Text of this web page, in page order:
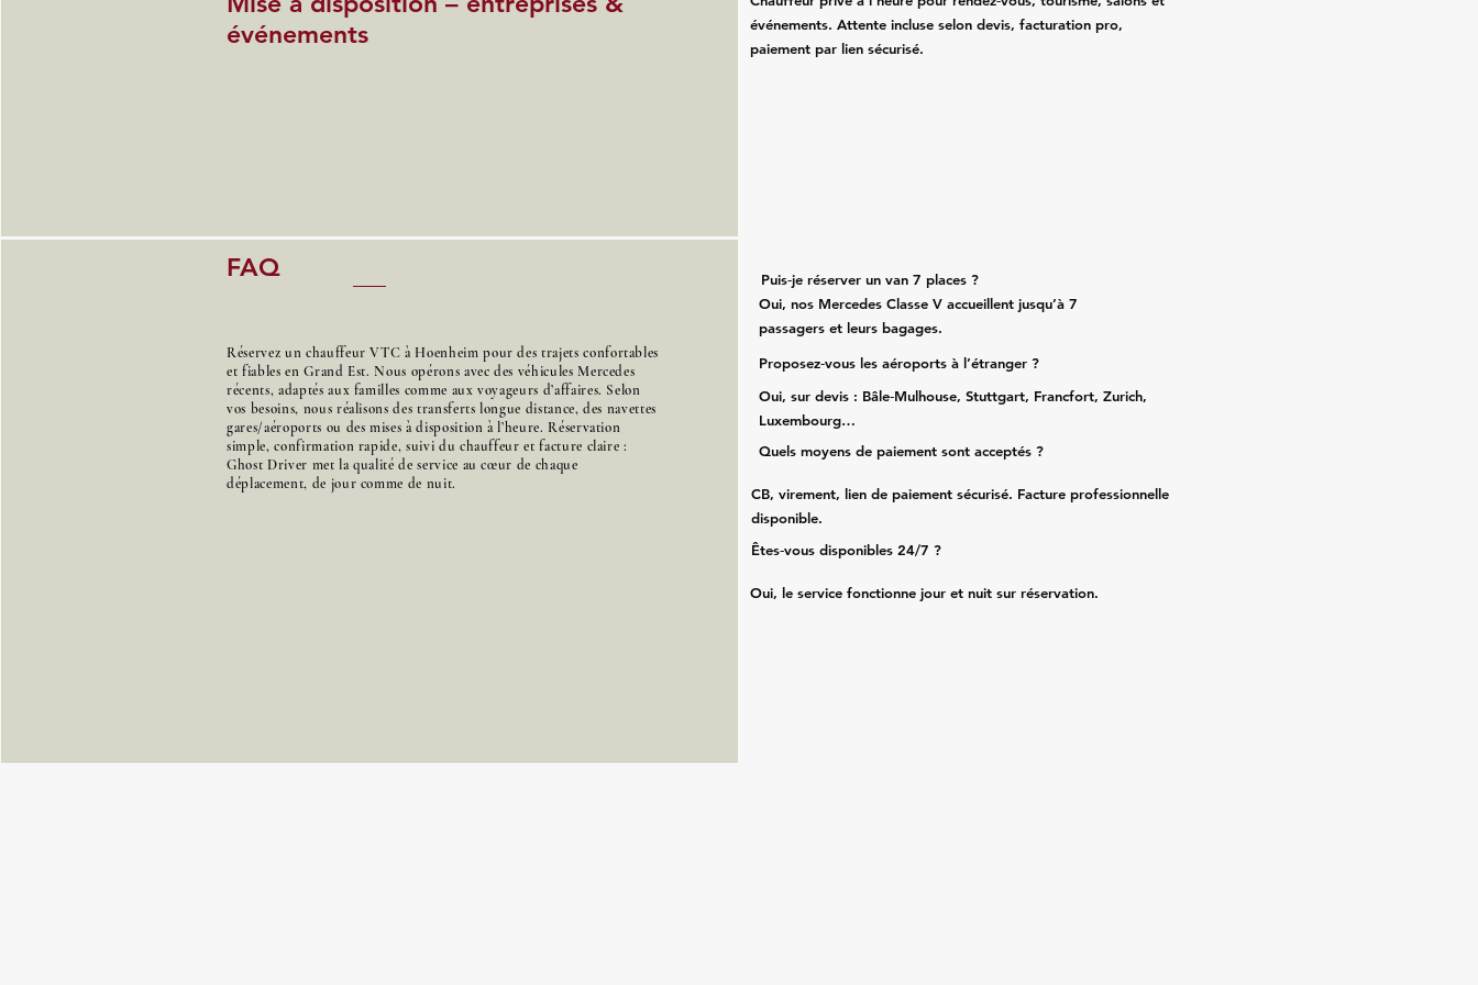
événements
événements. Attente incluse selon devis, facturation pro,
paiement par lien sécurisé.
FAQ
Réservez un chauffeur VTC à Hoenheim pour des trajets confortables
et fiables en Grand Est. Nous opérons avec des véhicules Mercedes
récents, adaptés aux familles comme aux voyageurs d’affaires. Selon
vos besoins, nous réalisons des transferts longue distance, des navettes
gares/aéroports ou des mises à disposition à l’heure. Réservation
simple, confirmation rapide, suivi du chauffeur et facture claire :
Ghost Driver met la qualité de service au cœur de chaque
déplacement, de jour comme de nuit.
Puis‑je réserver un van 7 places ?
Oui, nos Mercedes Classe V accueillent jusqu’à 7
passagers et leurs bagages.
Proposez‑vous les aéroports à l’étranger ?
Oui, sur devis : Bâle‑Mulhouse, Stuttgart, Francfort, Zurich,
Luxembourg…
Quels moyens de paiement sont acceptés ?
CB, virement, lien de paiement sécurisé. Facture professionnelle
disponible.
Êtes‑vous disponibles 24/7 ?
Oui, le service fonctionne jour et nuit sur réservation.